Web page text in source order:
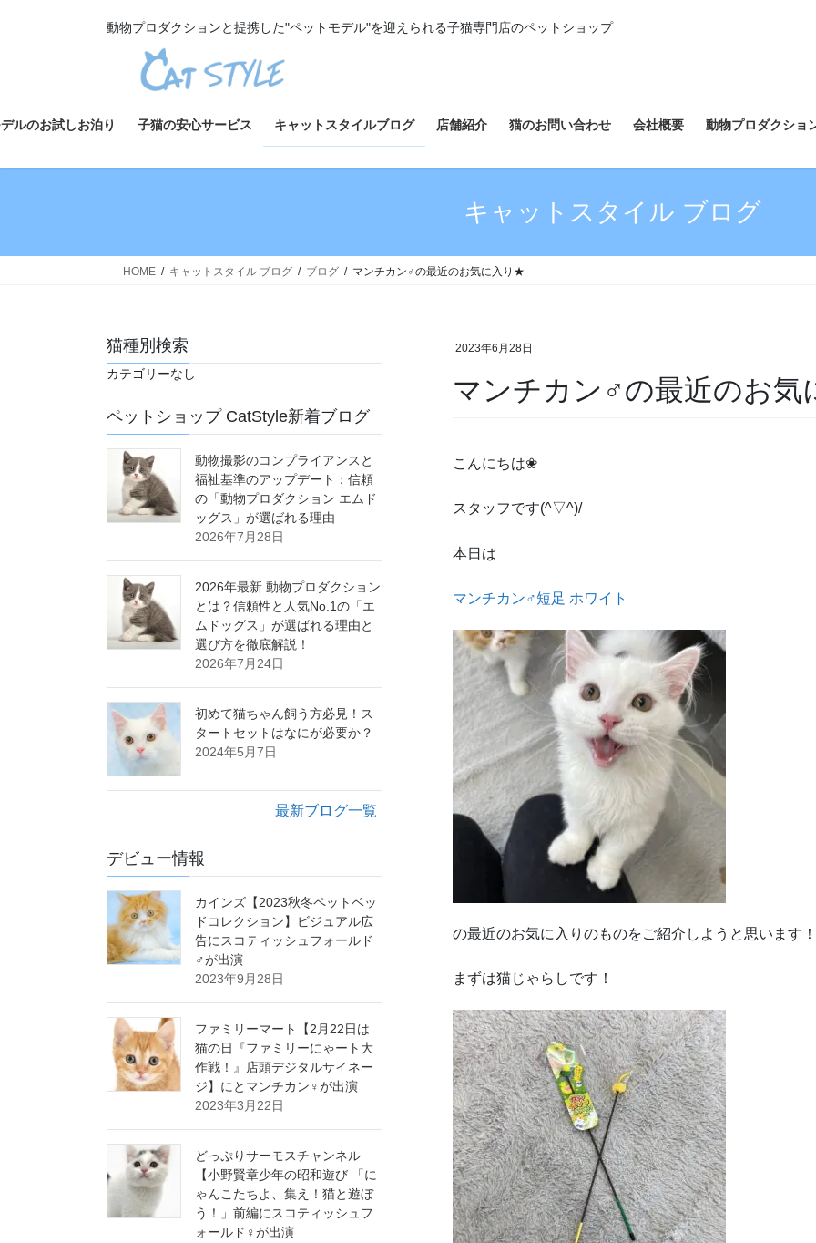
へ
ョ
動物プロダクションと提携した"ペットモデル"を迎えられる子猫専門店のペットショップ
ルのお試しお泊り 子猫の安心サービス キャットスタイルブログ 店舗紹介 猫のお問い合わせ 会社概要 動物プロダクショ
キャットスタイル ブログ
HOME キャットスタイル ブログ ブログ マンチカン♂の最近のお気に入り★
2023年6月28日
マンチカン♂の最近のお
こんにちは❀
スタッフです(^▽^)/
本日は
マンチカン♂短足 ホワイト
の最近のお気に入りのものをご紹介しようと思います！
まずは猫じゃらしです！
猫種別検索
カテゴリーなし
ペットショップ CatStyle新着ブログ
動物撮影のコンプライアンスと
福祉基準のアップデート：信頼
の「動物プロダクション エムド
ッグス」が選ばれる理由
2026年7月28日
2026年最新 動物プロダクション
とは？信頼性と人気No.1の「エ
ムドッグス」が選ばれる理由と
選び方を徹底解説！
2026年7月24日
初めて猫ちゃん飼う方必見！ス
タートセットはなにが必要か？
2024年5月7日
最新ブログ一覧
デビュー情報
カインズ【2023秋冬ペットベッ
ドコレクション】ビジュアル広
告にスコティッシュフォールド
♂が出演
2023年9月28日
ファミリーマート【2月22日は
猫の日『ファミリーにゃート大
作戦！』店頭デジタルサイネー
ジ】にとマンチカン♀が出演
2023年3月22日
どっぷりサーモスチャンネル
【小野賢章少年の昭和遊び 「に
ゃんこたちよ、集え！猫と遊ぼ
う！」前編にスコティッシュフ
ォールド♀が出演